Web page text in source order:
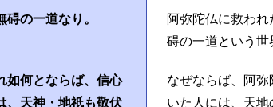
碍の一道なり。
阿弥陀仏に救わ
碍の一道という
如何とならば、信心
、天神・地祇も敬伏
なぜならば、阿
いた人には、天